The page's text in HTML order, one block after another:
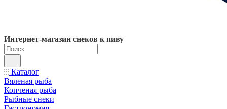
Интернет-магазин снеков к пиву
Каталог
Вяленая рыба
Копченая рыба
Рыбные снеки